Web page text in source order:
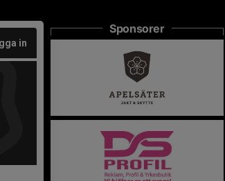
in
Sponsorer